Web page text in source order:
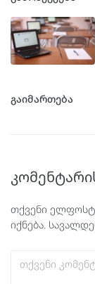
გაიმართება
თქვენი
იქნება.